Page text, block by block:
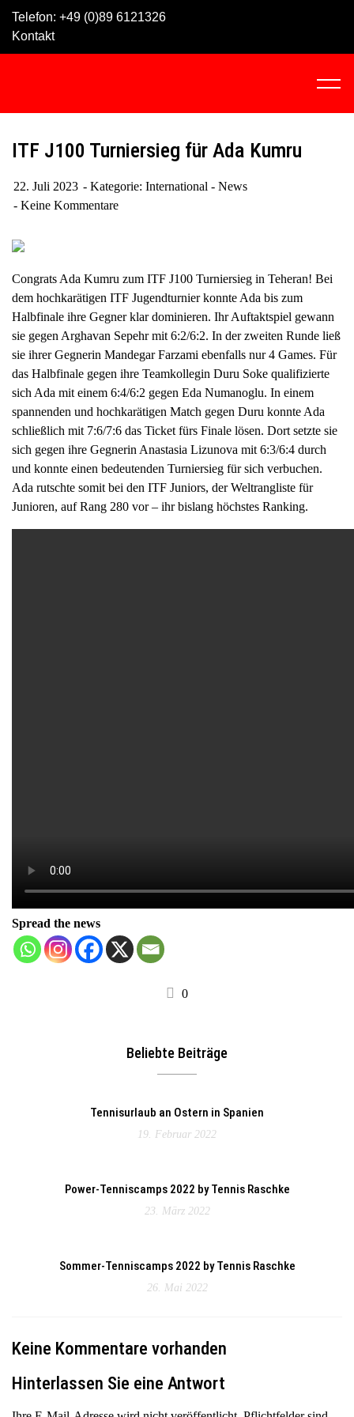
Telefon: +49 (0)89 6121326
Kontakt
C
w
h
e
n
a
i
g
a
ITF J100 Turniersieg für Ada Kumru
22. Juli 2023 Kategorie: International - News
Keine Kommentare
Congrats Ada Kumru zum ITF J100 Turniersieg in Teheran! Bei
dem hochkarätigen ITF Jugendturnier konnte Ada bis zum
Halbfinale ihre Gegner klar dominieren. Ihr Auftaktspiel gewann
sie gegen Arghavan Sepehr mit 6:2/6:2. In der zweiten Runde ließ
sie ihrer Gegnerin Mandegar Farzami ebenfalls nur 4 Games. Für
das Halbfinale gegen ihre Teamkollegin Duru Soke qualifizierte
sich Ada mit einem 6:4/6:2 gegen Eda Numanoglu. In einem
spannenden und hochkarätigen Match gegen Duru konnte Ada
schließlich mit 7:6/7:6 das Ticket fürs Finale lösen. Dort setzte sie
sich gegen ihre Gegnerin Anastasia Lizunova mit 6:3/6:4 durch
und konnte einen bedeutenden Turniersieg für sich verbuchen.
Ada rutschte somit bei den ITF Juniors, der Weltrangliste für
Junioren, auf Rang 280 vor – ihr bislang höchstes Ranking.
Spread the news
0
Beliebte Beiträge
Tennisurlaub an Ostern in Spanien
19. Februar 2022
Power-Tenniscamps 2022 by Tennis Raschke
23. März 2022
Sommer-Tenniscamps 2022 by Tennis Raschke
26. Mai 2022
Keine Kommentare vorhanden
Hinterlassen Sie eine Antwort